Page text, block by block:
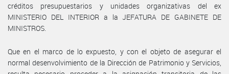
créditos presupuestarios y unidades organizativas del ex
MINISTERIO DEL INTERIOR a la JEFATURA DE GABINETE DE
MINISTROS.
Que en el marco de lo expuesto, y con el objeto de asegurar el
normal desenvolvimiento de la Dirección de Patrimonio y Servicios,